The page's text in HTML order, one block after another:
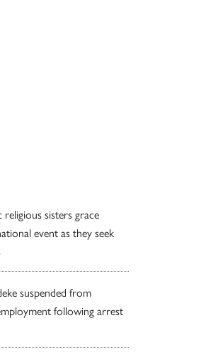
sisters grace
event as they seek
suspended from
following arrest